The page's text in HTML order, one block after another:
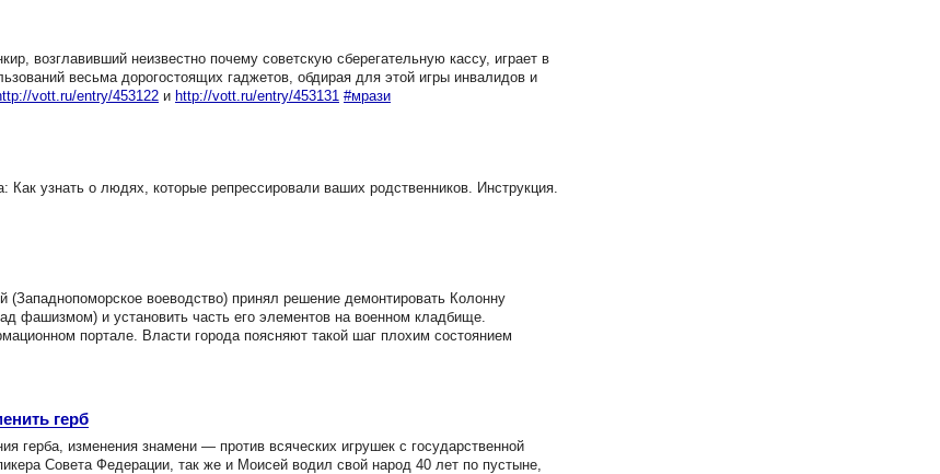
возглавивший неизвестно почему советскую сберегательную кассу, играет в
весьма дорогостоящих гаджетов, обдирая для этой игры инвалидов и
vott.ru/entry/453122 и http://vott.ru/entry/453131 #мрази
узнать о людях, которые репрессировали ваших родственников. Инструкция.
(Западнопоморское воеводство) принял решение демонтировать Колонну
фашизмом) и установить часть его элементов на военном кладбище.
портале. Власти города поясняют такой шаг плохим состоянием
герб
герба, изменения знамени — против всяческих игрушек с государственной
Совета Федерации, так же и Моисей водил свой народ 40 лет по пустыне,